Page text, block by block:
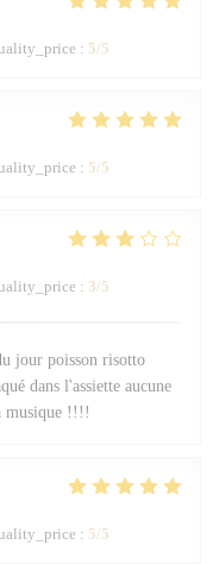
: 5/5
: 5/5
: 3/5
jour poisson risotto
dans l'assiette aucune
musique !!!!
: 5/5